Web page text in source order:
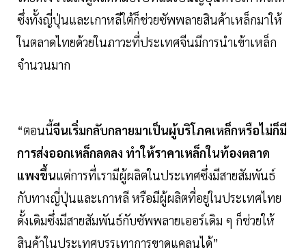
ซึ่งทั้งญี่ปุ่นและเกาหลีใต้ก็ช่วยซัพพลายสินค้าเหล็กมาให้
ในตลาดไทยด้วยในภาวะที่ประเทศจีนมีการนำเข้าเหล็ก
จำนวนมาก
“ตอนนี้จีนเริ่มกลับกลายมาเป็นผู้บริโภคเหล็กหรือไม่ก็มี
การส่งออกเหล็กลดลง ทำให้ราคาเหล็กในท้องตลาด
แพงขึ้นแต่การที่เรามีผู้ผลิตในประเทศซึ่งมีสายสัมพันธ์
กับทางญี่ปุ่นและเกาหลี หรือมีผู้ผลิตที่อยู่ในประเทศไทย
ดั้งเดิมซึ่งมีสายสัมพันธ์กับซัพพลายเออร์เดิม ๆ ก็ช่วยให้
สินค้าในประเทศบรรเทาการขาดแคลนได้”